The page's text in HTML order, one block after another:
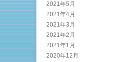
2021年5月
2021年4月
2021年3月
2021年2月
2021年1月
2020年12月